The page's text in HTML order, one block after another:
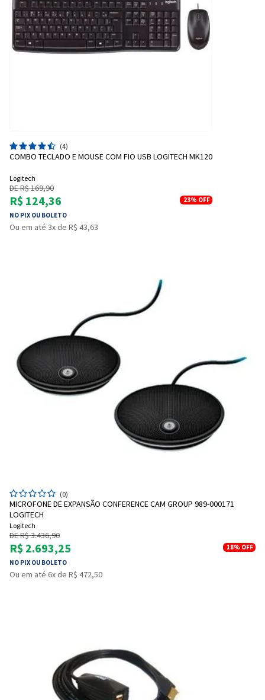
(4)
COMBO TECLADO E MOUSE COM FIO USB LOGITECH MK120
Logitech
DE R$ 169,90
R$ 124,36
NO PIX OU BOLETO
23% OFF
Ou em até 3x de R$ 43,63
(0)
MICROFONE DE EXPANSÃO CONFERENCE CAM GROUP 989-000171
LOGITECH
Logitech
DE R$ 3.436,90
R$ 2.693,25
NO PIX OU BOLETO
18% OFF
Ou em até 6x de R$ 472,50